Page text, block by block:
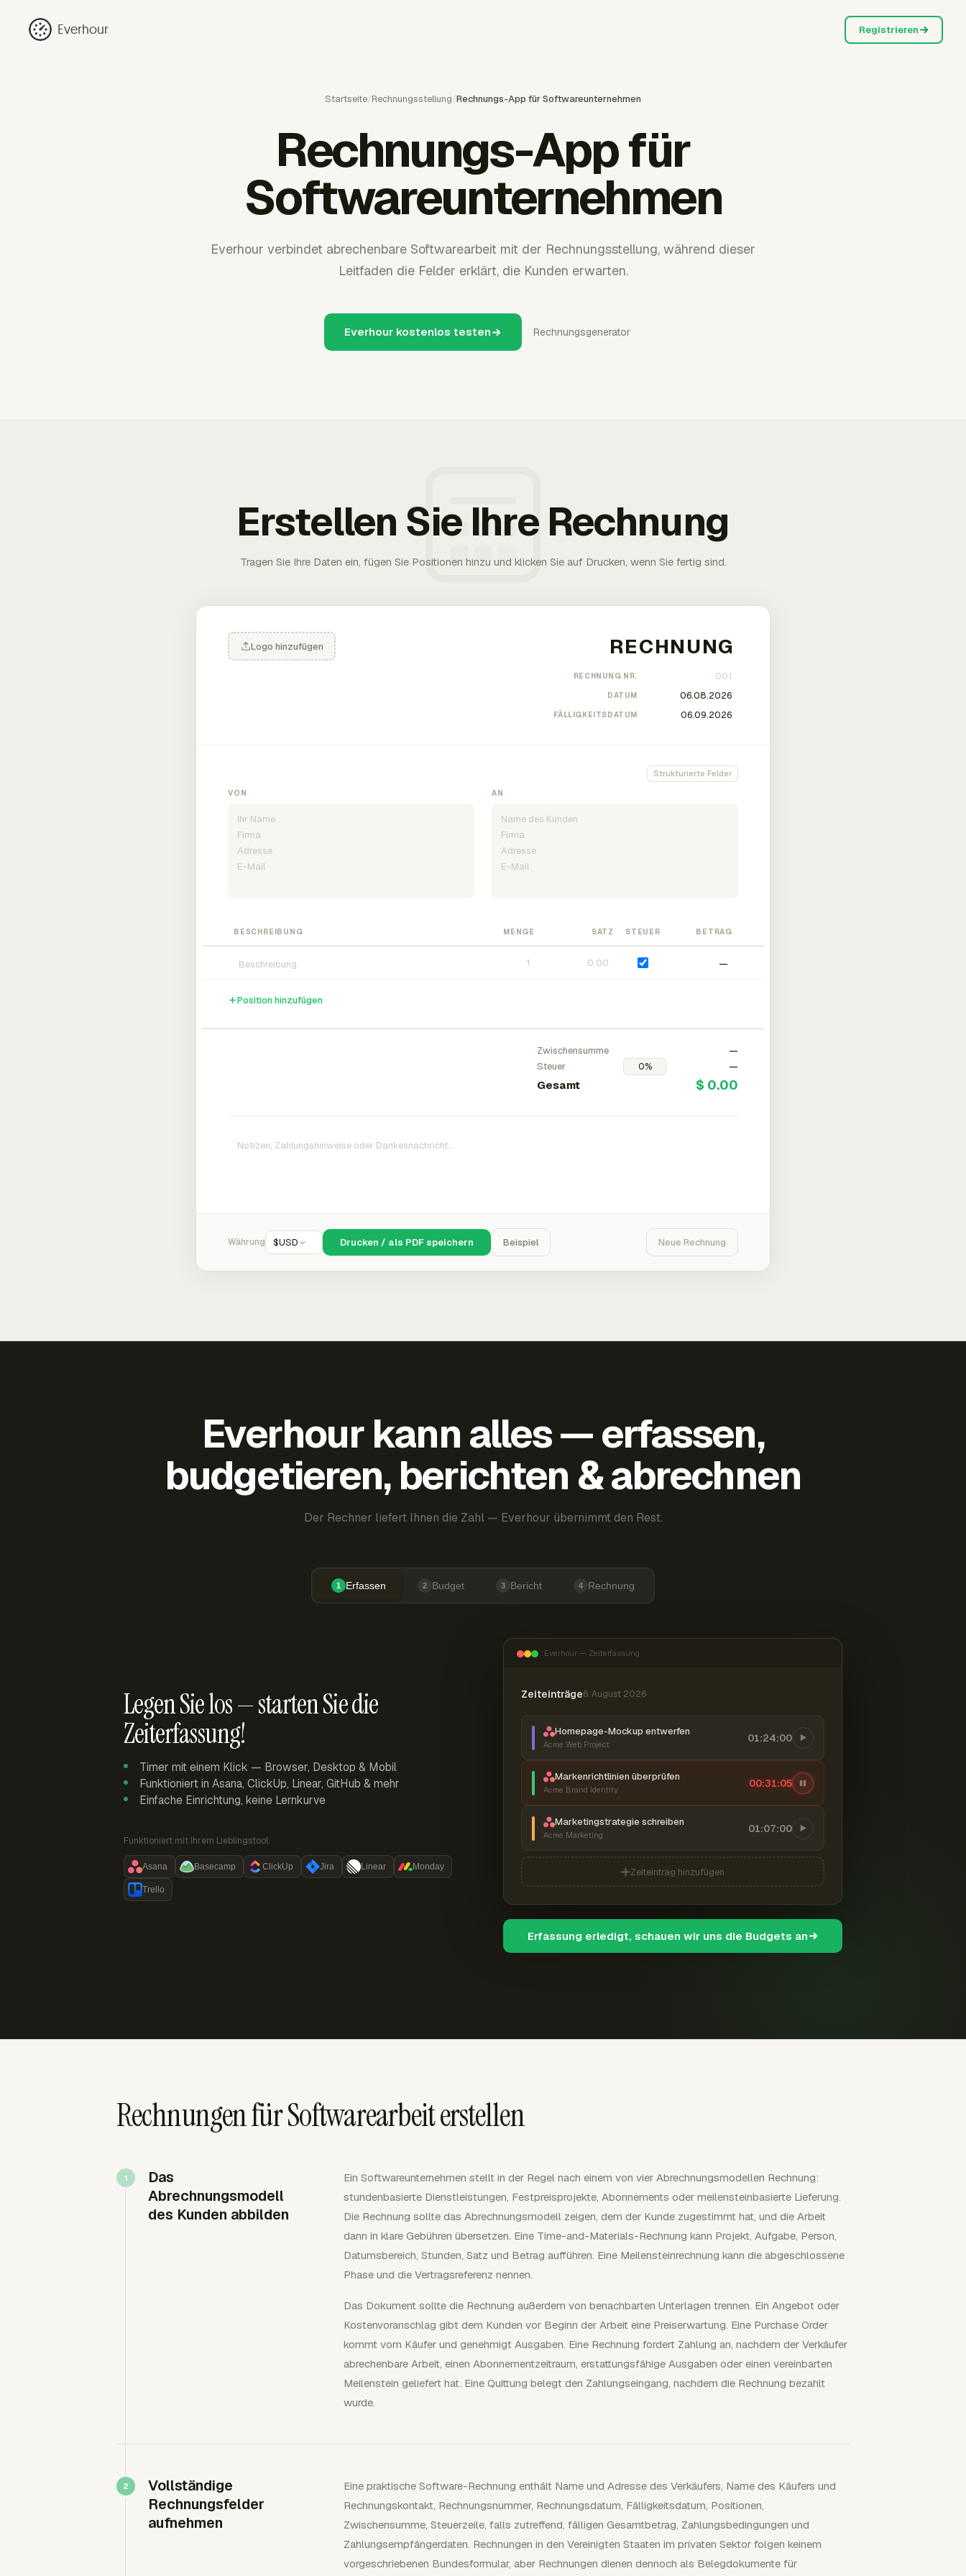
Everhour Registrieren
Startseite/Rechnungsstellung/Rechnungs-App für Softwareunternehmen
Rechnungs-App für
Softwareunternehmen
Everhour verbindet abrechenbare Softwarearbeit mit der Rechnungsstellung, während dieser
Leitfaden die Felder erklärt, die Kunden erwarten.
Everhour kostenlos testen Rechnungsgenerator
Erstellen Sie Ihre Rechnung
Tragen Sie Ihre Daten ein, fügen Sie Positionen hinzu und klicken Sie auf Drucken, wenn Sie fertig sind.
Logo hinzufügen
RECHNUNG NR.
DATUM
FÄLLIGKEITSDATUM
Strukturierte Felder
VON AN
BESCHREIBUNG MENGE SATZ STEUER BETRAG
—
Position hinzufügen
Zwischensumme
—
Steuer
—
Gesamt $ 0.00
Währung $USD Drucken / als PDF speichern Beispiel Neue Rechnung
Everhour kann alles — erfassen,
budgetieren, berichten & abrechnen
Der Rechner liefert Ihnen die Zahl — Everhour übernimmt den Rest.
1 Erfassen 2 Budget 3 Bericht 4 Rechnung
Legen Sie los — starten Sie die
Zeiterfassung!
Timer mit einem Klick — Browser, Desktop & Mobil
Funktioniert in Asana, ClickUp, Linear, GitHub & mehr
Einfache Einrichtung, keine Lernkurve
Funktioniert mit Ihrem Lieblingstool:
Asana Basecamp ClickUp Jira Linear Monday
Trello
Everhour — Zeiterfassung
Zeiteinträge6. August 2026
Homepage-Mockup entwerfen
Acme Web Project
01:24:00
Markenrichtlinien überprüfen
Acme Brand Identity
00:31:06
Marketingstrategie schreiben
Acme Marketing
01:07:00
Zeiteintrag hinzufügen
Erfassung erledigt, schauen wir uns die Budgets an
Rechnungen für Softwarearbeit erstellen
Das
Abrechnungsmodell
des Kunden abbilden
Ein Softwareunternehmen stellt in der Regel nach einem von vier Abrechnungsmodellen Rechnung:
stundenbasierte Dienstleistungen, Festpreisprojekte, Abonnements oder meilensteinbasierte Lieferung.
Die Rechnung sollte das Abrechnungsmodell zeigen, dem der Kunde zugestimmt hat, und die Arbeit
dann in klare Gebühren übersetzen. Eine Time-and-Materials-Rechnung kann Projekt, Aufgabe, Person,
Datumsbereich, Stunden, Satz und Betrag aufführen. Eine Meilensteinrechnung kann die abgeschlossene
Phase und die Vertragsreferenz nennen.
Das Dokument sollte die Rechnung außerdem von benachbarten Unterlagen trennen. Ein Angebot oder
Kostenvoranschlag gibt dem Kunden vor Beginn der Arbeit eine Preiserwartung. Eine Purchase Order
kommt vom Käufer und genehmigt Ausgaben. Eine Rechnung fordert Zahlung an, nachdem der Verkäufer
abrechenbare Arbeit, einen Abonnementzeitraum, erstattungsfähige Ausgaben oder einen vereinbarten
Meilenstein geliefert hat. Eine Quittung belegt den Zahlungseingang, nachdem die Rechnung bezahlt
wurde.
Vollständige
Rechnungsfelder
aufnehmen
Eine praktische Software-Rechnung enthält Name und Adresse des Verkäufers, Name des Käufers und
Rechnungskontakt, Rechnungsnummer, Rechnungsdatum, Fälligkeitsdatum, Positionen,
Zwischensumme, Steuerzeile, falls zutreffend, fälligen Gesamtbetrag, Zahlungsbedingungen und
Zahlungsempfängerdaten. Rechnungen in den Vereinigten Staaten im privaten Sektor folgen keinem
vorgeschriebenen Bundesformular, aber Rechnungen dienen dennoch als Belegdokumente für